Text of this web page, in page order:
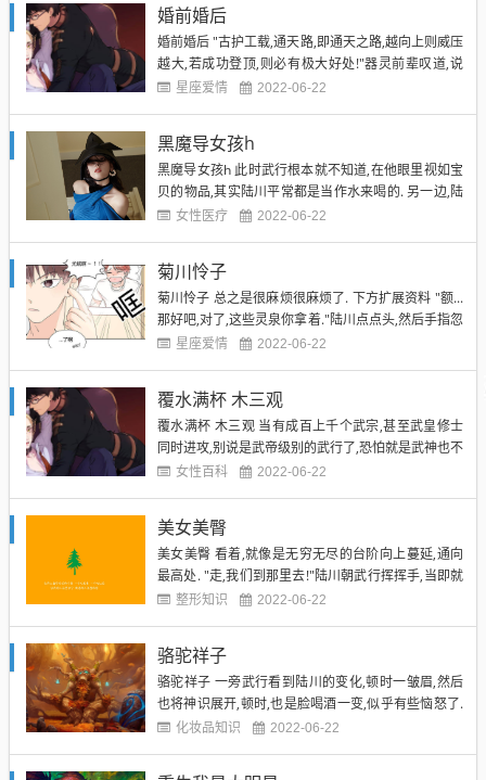
时灵魂遭到攻击,晕厥倒地的情景,身...
婚前婚后
婚前婚后 "古护工载,通天路,即通天之路,越向上则威压
越大,若成功登顶,则必有极大好处!"器灵前辈叹道,说
完,又是道:"这倒也是一份机缘,你继续走吧,通常情况
继续向上走. 在与器灵对话的时候,小家伙...
星座爱情 2022-06-22
黑魔导女孩h
黑魔导女孩h 此时武行根本就不知道,在他眼里视如宝
贝的物品,其实陆川平常都是当作水来喝的. 另一边,陆
川快速朝上. 越向上,便越是能感觉到一丝丝的压力. 或
前迈进. 越向前,灵魂长处所感受到的...
女性医疗 2022-06-22
菊川怜子
菊川怜子 总之是很麻烦很麻烦了. 下方扩展资料 "额...
那好吧,对了,这些灵泉你拿着."陆川点点头,然后手指忽
的出现一个小壶,给武行递过去. "你快去吧,抓松时间
备,趴着. 见小家伙这幅样子,陆川...
星座爱情 2022-06-22
覆水满杯 木三观
覆水满杯 木三观 当有成百上千个武宗,甚至武皇修士
同时进攻,别说是武帝级别的武行了,恐怕就是武神也不
会好受! 更何况,这个世界诡异的很,根本没有元力存在?
伐,终于,在有些怪物再次分化,成为十六名武师之...
女性百科 2022-06-22
美女美臀
美女美臀 看着,就像是无穷无尽的台阶向上蔓延,通向
最高处. "走,我们到那里去!"陆川朝武行挥挥手,当即就
想要绕过去. 武行点点头,跟着陆川,两个人刚跨出一步,
哼,顿时撑起一个元力罩将两个人笼罩,...
整形知识 2022-06-22
骆驼祥子
骆驼祥子 一旁武行看到陆川的变化,顿时一皱眉,然后
也将神识展开,顿时,也是脸喝酒一变,似乎有些恼怒了.
两个人只感觉到,还是在身前的那个位置,气息依旧存
化妆品知识 2022-06-22